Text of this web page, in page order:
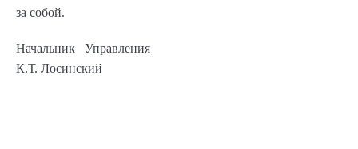
за собой.
Начальник Управления
К.Т. Лосинский